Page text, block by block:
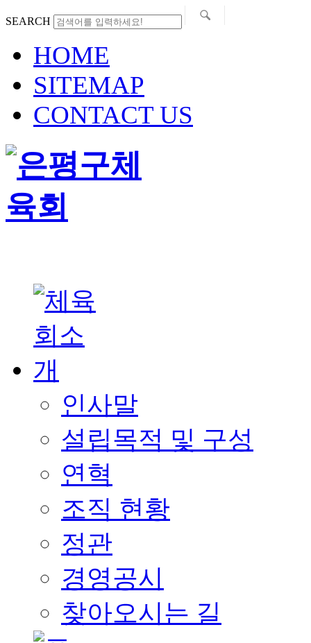
SEARCH
HOME
SITEMAP
CONTACT US
인사말
설립목적 및 구성
연혁
조직 현황
정관
경영공시
찾아오시는 길